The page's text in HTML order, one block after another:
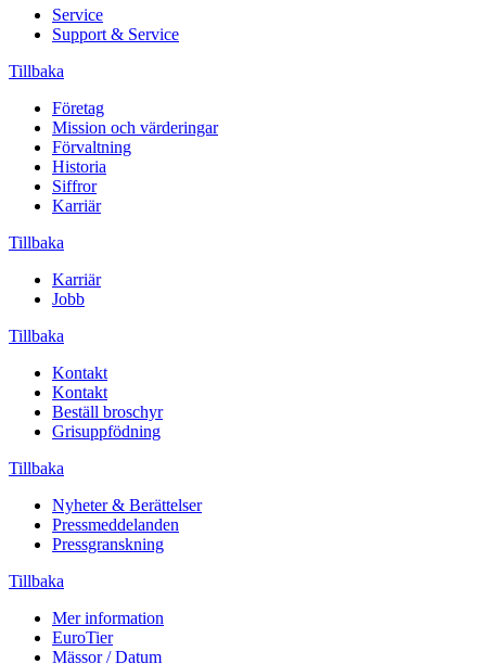
Service
Support & Service
Tillbaka
Företag
Mission och värderingar
Förvaltning
Historia
Siffror
Karriär
Tillbaka
Karriär
Jobb
Tillbaka
Kontakt
Kontakt
Beställ broschyr
Grisuppfödning
Tillbaka
Nyheter & Berättelser
Pressmeddelanden
Pressgranskning
Tillbaka
Mer information
EuroTier
Mässor / Datum